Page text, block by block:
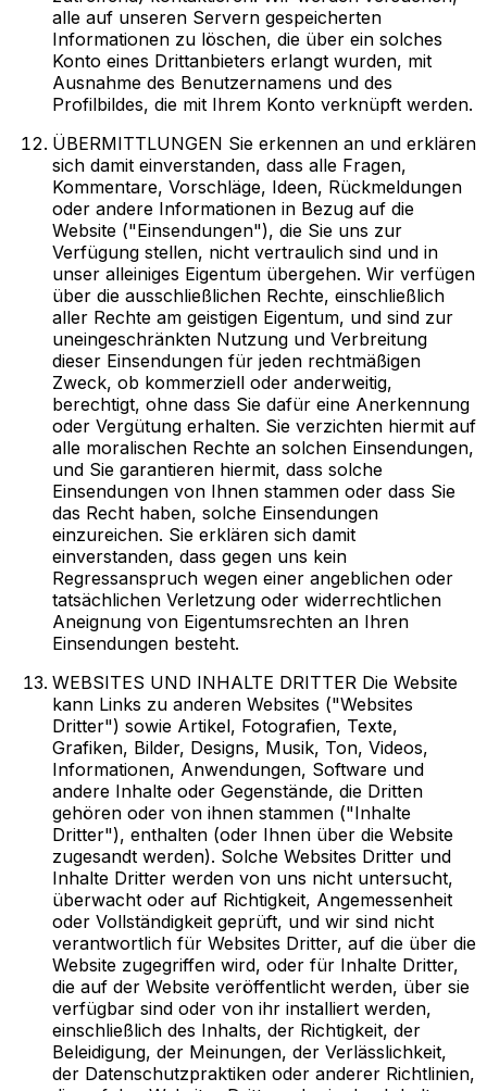
alle auf unseren Servern gespeicherten
Informationen zu löschen, die über ein solches
Konto eines Drittanbieters erlangt wurden, mit
Ausnahme des Benutzernamens und des
Profilbildes, die mit Ihrem Konto verknüpft werden.
ÜBERMITTLUNGEN Sie erkennen an und erklären
sich damit einverstanden, dass alle Fragen,
Kommentare, Vorschläge, Ideen, Rückmeldungen
oder andere Informationen in Bezug auf die
Website ("Einsendungen"), die Sie uns zur
Verfügung stellen, nicht vertraulich sind und in
unser alleiniges Eigentum übergehen. Wir verfügen
über die ausschließlichen Rechte, einschließlich
aller Rechte am geistigen Eigentum, und sind zur
uneingeschränkten Nutzung und Verbreitung
dieser Einsendungen für jeden rechtmäßigen
Zweck, ob kommerziell oder anderweitig,
berechtigt, ohne dass Sie dafür eine Anerkennung
oder Vergütung erhalten. Sie verzichten hiermit auf
alle moralischen Rechte an solchen Einsendungen,
und Sie garantieren hiermit, dass solche
Einsendungen von Ihnen stammen oder dass Sie
das Recht haben, solche Einsendungen
einzureichen. Sie erklären sich damit
einverstanden, dass gegen uns kein
Regressanspruch wegen einer angeblichen oder
tatsächlichen Verletzung oder widerrechtlichen
Aneignung von Eigentumsrechten an Ihren
Einsendungen besteht.
WEBSITES UND INHALTE DRITTER Die Website
kann Links zu anderen Websites ("Websites
Dritter") sowie Artikel, Fotografien, Texte,
Grafiken, Bilder, Designs, Musik, Ton, Videos,
Informationen, Anwendungen, Software und
andere Inhalte oder Gegenstände, die Dritten
gehören oder von ihnen stammen ("Inhalte
Dritter"), enthalten (oder Ihnen über die Website
zugesandt werden). Solche Websites Dritter und
Inhalte Dritter werden von uns nicht untersucht,
überwacht oder auf Richtigkeit, Angemessenheit
oder Vollständigkeit geprüft, und wir sind nicht
verantwortlich für Websites Dritter, auf die über die
Website zugegriffen wird, oder für Inhalte Dritter,
die auf der Website veröffentlicht werden, über sie
verfügbar sind oder von ihr installiert werden,
einschließlich des Inhalts, der Richtigkeit, der
Beleidigung, der Meinungen, der Verlässlichkeit,
der Datenschutzpraktiken oder anderer Richtlinien,